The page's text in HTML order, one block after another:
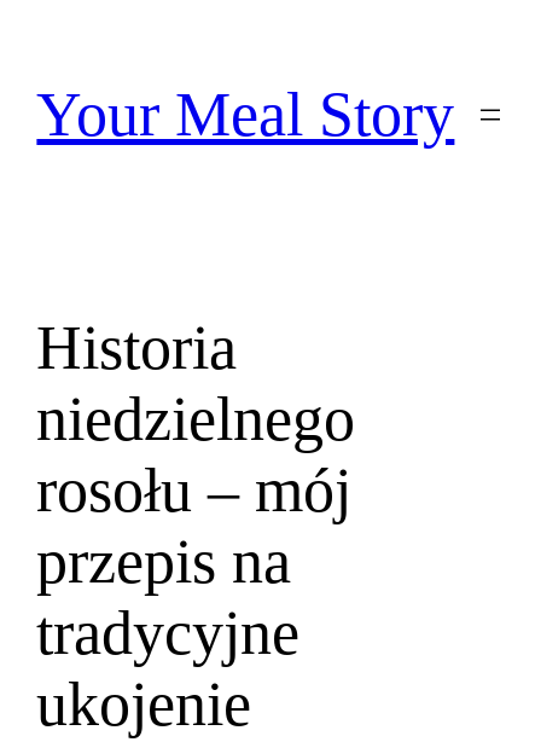
treściYour Meal Story
Historia
niedzielnego
rosołu – mój
przepis na
tradycyjne
ukojenie